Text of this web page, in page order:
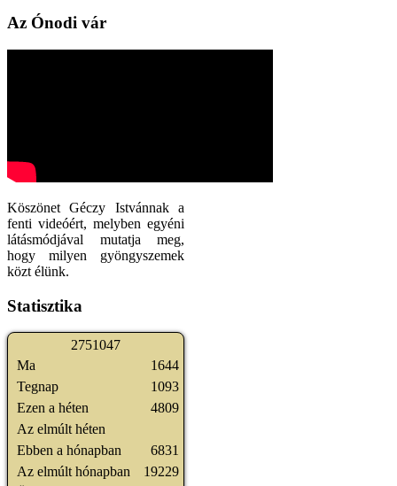
Az Ónodi vár
Köszönet Géczy Istvánnak a
fenti videóért, melyben egyéni
látásmódjával mutatja meg,
hogy milyen gyöngyszemek
közt élünk.
Statisztika
2751047
Ma
Tegnap
Ezen a héten
Az elmúlt héten
Ebben a hónapban
Az elmúlt hónapban
1644
1093
4809
6831
19229